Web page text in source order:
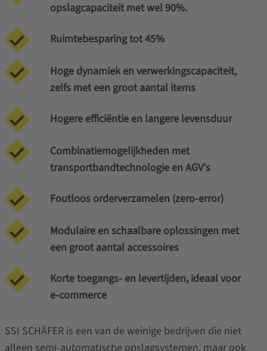
opslagcapaciteit met wel 90%.
Ruimtebesparing tot 45%
Hoge dynamiek en verwerkingscapaciteit,
zelfs met een groot aantal items
Hogere efficiëntie en langere levensduur
Combinatiemogelijkheden met
transportbandtechnologie en AGV's
Foutloos orderverzamelen (zero-error)
Modulaire en schaalbare oplossingen met
een groot aantal accessoires
Korte toegangs- en levertijden, ideaal voor
e-commerce
SSI SCHÄFER is een van de weinige bedrijven die niet
alleen semi-automatische opslagsystemen, maar ook